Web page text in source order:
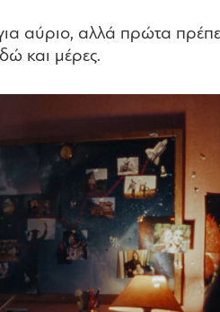
αύριο, αλλά πρώτα
και μέρες.